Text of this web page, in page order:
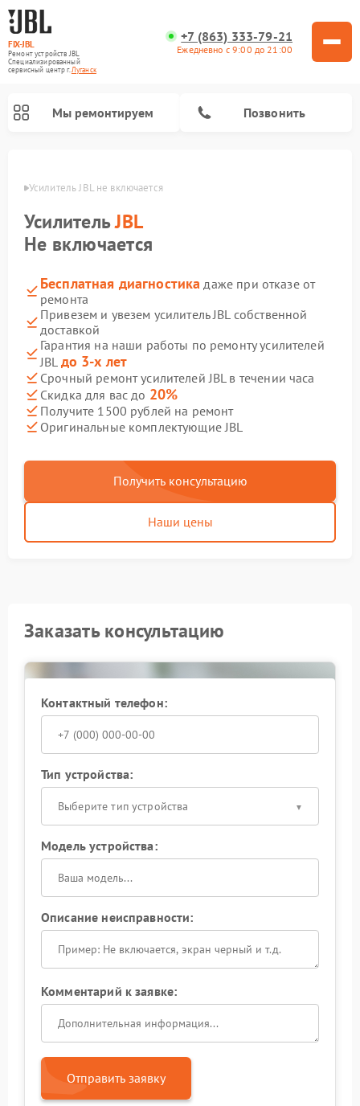
FIX-JBL
Ремонт устройств JBL
Специализированный
cервисный центр г.Луганск
+7 (863) 333-79-21
Ежедневно с 9:00 до 21:00
Мы ремонтируем Позвонить
Усилитель JBL не включается
УсилительJBL
Не включается
Бесплатная диагностика даже при отказе от
ремонта
Привезем и увезем усилитель JBL собственной
доставкой
Гарантия на наши работы по ремонту усилителей
JBL до 3-х лет
Срочный ремонт усилителей JBL в течении часа
Скидка для вас до 20%
Получите 1500 рублей на ремонт
Оригинальные комплектующие JBL
Получить консультацию
Наши цены
Заказать консультацию
Контактный телефон:
Тип устройства:
Выберите тип устройства
Модель устройства:
Описание неисправности:
Комментарий к заявке:
Отправить заявку